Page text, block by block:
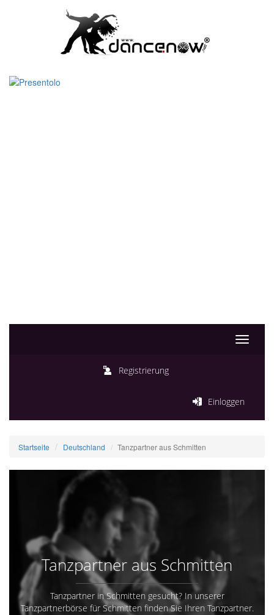
Toggle
Registrierung
Einloggen
Startseite Deutschland Tanzpartner aus Schmitten
Tanzpartner aus Schmitten
Tanzpartner in Schmitten gesucht? In unserer
Tanzpartnerbörse für Schmitten finden Sie Ihren Tanzpartner.